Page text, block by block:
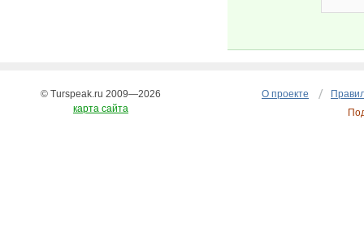
О проекте
© Turspeak.ru 2009—2026
карта сайта